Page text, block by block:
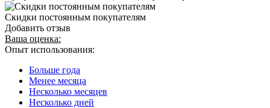
Скидки постоянным покупателям
Добавить отзыв
Ваша оценка:
Опыт использования:
Больше года
Менее месяца
Несколько месяцев
Несколько дней